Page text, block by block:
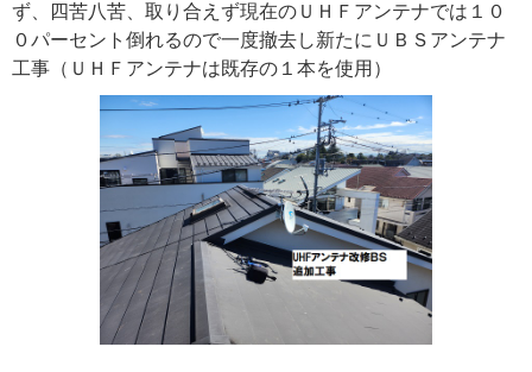
ず、四苦八苦、取り合えず現在のＵＨＦアンテナでは１０
０パーセント倒れるので一度撤去し新たにＵＢＳアンテナ
工事（ＵＨＦアンテナは既存の１本を使用）